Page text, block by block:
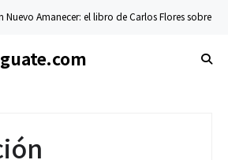
Amanecer: el libro de Carlos Flores sobre fe y